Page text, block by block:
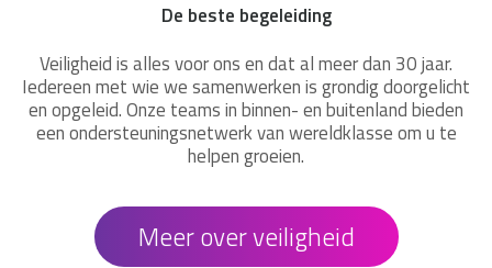
De beste begeleiding
Veiligheid is alles voor ons en dat al meer dan 30 jaar.
Iedereen met wie we samenwerken is grondig doorgelicht
en opgeleid. Onze teams in binnen- en buitenland bieden
een ondersteuningsnetwerk van wereldklasse om u te
helpen groeien.
Meer over veiligheid